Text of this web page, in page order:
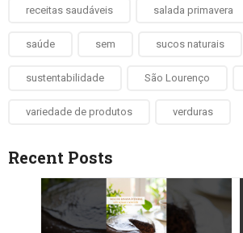
receitas saudáveis salada primavera
saúde sem sucos naturais
sustentabilidade São Lourenço
variedade de produtos verduras
Recent Posts